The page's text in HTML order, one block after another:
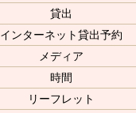
貸出
インターネット貸出予約
メディア
時間
リーフレット